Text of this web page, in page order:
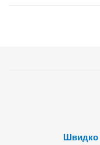
Швидко